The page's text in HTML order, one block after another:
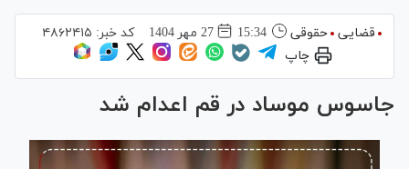
قضایی حقوقی 15:34 27 مهر 1404 کد خبر: ۴۸۶۲۴۱۵
چاپ
جاسوس موساد در قم اعدام شد